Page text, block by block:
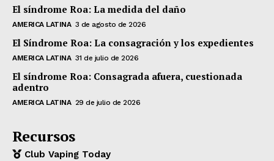
El síndrome Roa: La medida del daño
AMERICA LATINA 3 de agosto de 2026
El Síndrome Roa: La consagración y los expedientes
AMERICA LATINA 31 de julio de 2026
El síndrome Roa: Consagrada afuera, cuestionada
adentro
AMERICA LATINA 29 de julio de 2026
Recursos
Club Vaping Today